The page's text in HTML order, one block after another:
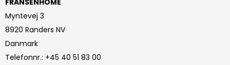
Myntevej 3
8920 Randers NV
Danmark
Telefonnr.: +45 40 51 83 00